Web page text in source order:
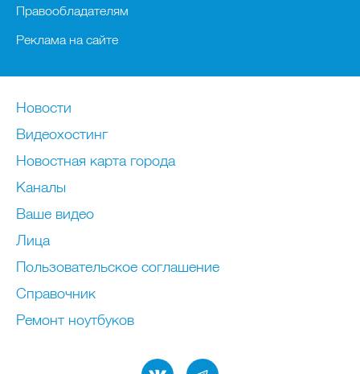
Правообладателям
Реклама на сайте
Новости
Видеохостинг
Новостная карта города
Каналы
Ваше видео
Лица
Пользовательское соглашение
Справочник
Ремонт нoутбуков